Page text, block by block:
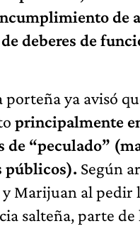
de
deberes de
porteña ya avisó
principalmente
de “peculado”
públicos). Según
y Marijuan al pedir
salteña, parte de